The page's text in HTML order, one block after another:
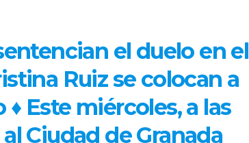
el duelo en el
Ruiz se colocan a
Este miércoles, a las
Ciudad de Granada